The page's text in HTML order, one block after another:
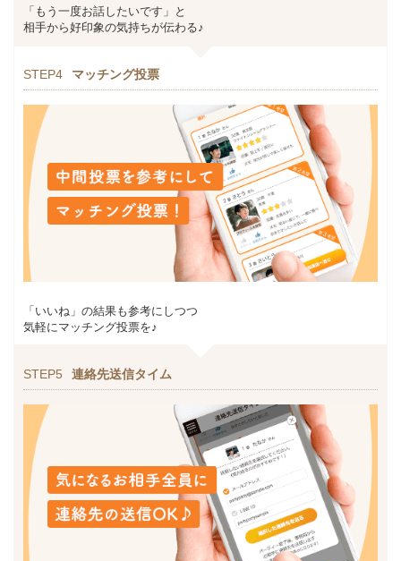
「もう一度お話したいです」と
相手から好印象の気持ちが伝わる♪
STEP4 マッチング投票
「いいね」の結果も参考にしつつ
気軽にマッチング投票を♪
STEP5 連絡先送信タイム